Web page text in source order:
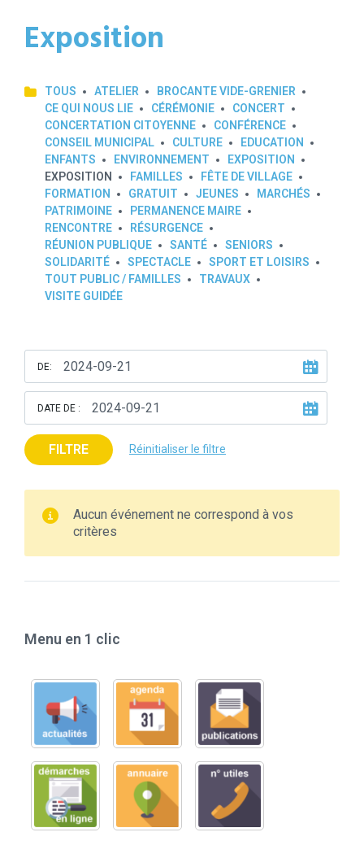
Exposition
TOUS ATELIER
BROCANTE VIDE-GRENIER
CE QUI NOUS LIE
CÉRÉMONIE
CONCERT
CONCERTATION CITOYENNE
CONFÉRENCE
CONSEIL MUNICIPAL
CULTURE
EDUCATION
ENFANTS
ENVIRONNEMENT
EXPOSITION
EXPOSITION
FAMILLES
FÊTE DE VILLAGE
FORMATION
GRATUIT JEUNES
MARCHÉS
PATRIMOINE
PERMANENCE MAIRE
RENCONTRE
RÉSURGENCE
RÉUNION PUBLIQUE
SANTÉ
SENIORS
SOLIDARITÉ
SPECTACLE
SPORT ET LOISIRS
TOUT PUBLIC / FAMILLES
TRAVAUX
VISITE GUIDÉE
DE:
DATE DE :
FILTRE Réinitialiser le filtre
Aucun événement ne correspond à vos
critères
Menu en 1 clic